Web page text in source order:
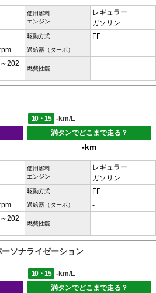
使用燃料
エンジン
レギュラー
ガソリン
駆動方式 FF
過給器（ターボ） -
202
燃費性能 -
10・15
-km/L
満タンでどこまで走る？
-km
使用燃料
エンジン
レギュラー
ガソリン
駆動方式 FF
過給器（ターボ） -
202
燃費性能 -
ソナライゼーション
10・15
-km/L
満タンでどこまで走る？